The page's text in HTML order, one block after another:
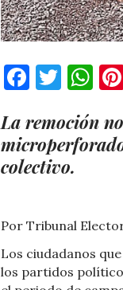
La remoción
colectivo.
Por Tribunal
Los ciudadanos
los partidos